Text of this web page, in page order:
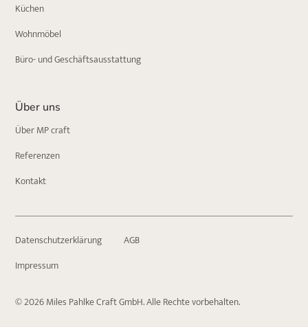
Küchen
Wohnmöbel
Büro- und Geschäftsausstattung
Über uns
Über MP craft
Referenzen
Kontakt
© 2026 Miles Pahlke Craft GmbH. Alle Rechte vorbehalten.
Datenschutzerklärung
AGB
Impressum